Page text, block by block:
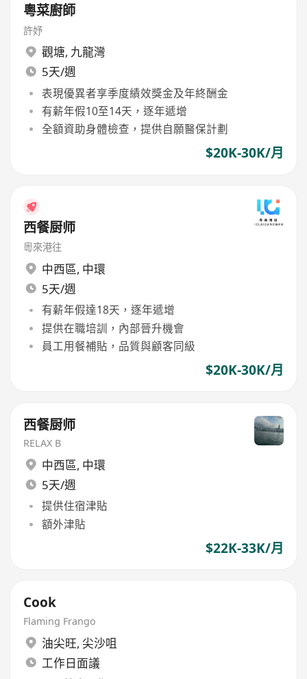
粵菜廚師
許妤
觀塘, 九龍灣
5天/週
表現優異者享季度績效獎金及年終酬金
有薪年假10至14天，逐年遞增
全額資助身體檢查，提供自願醫保計劃
$20K-30K/月
西餐厨师
粵來港往
中西區, 中環
5天/週
有薪年假達18天，逐年遞增
提供在職培訓，內部晉升機會
員工用餐補貼，品質與顧客同級
$20K-30K/月
西餐厨师
RELAX B
中西區, 中環
5天/週
提供住宿津貼
額外津貼
$22K-33K/月
Cook
Flaming Frango
油尖旺, 尖沙咀
工作日面議